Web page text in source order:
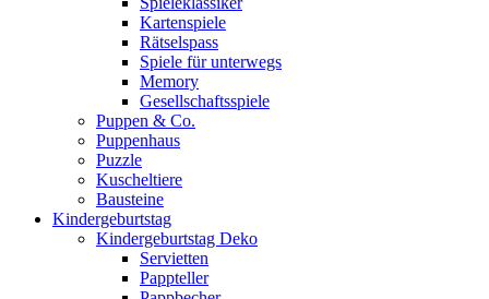
Kartenspiele
Rätselspass
Spiele für unterwegs
Memory
Gesellschaftsspiele
Puppen & Co.
Puppenhaus
Puzzle
Kuscheltiere
Bausteine
Kindergeburtstag
Kindergeburtstag Deko
Servietten
Pappteller